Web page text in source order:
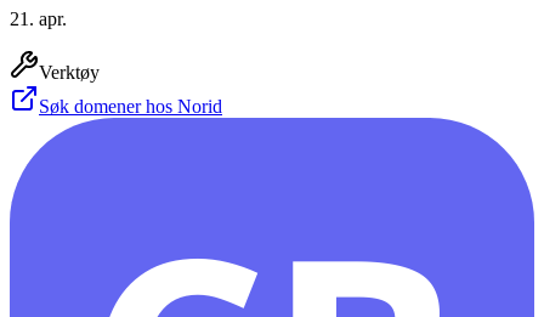
21. apr.
Verktøy
Søk domener hos Norid